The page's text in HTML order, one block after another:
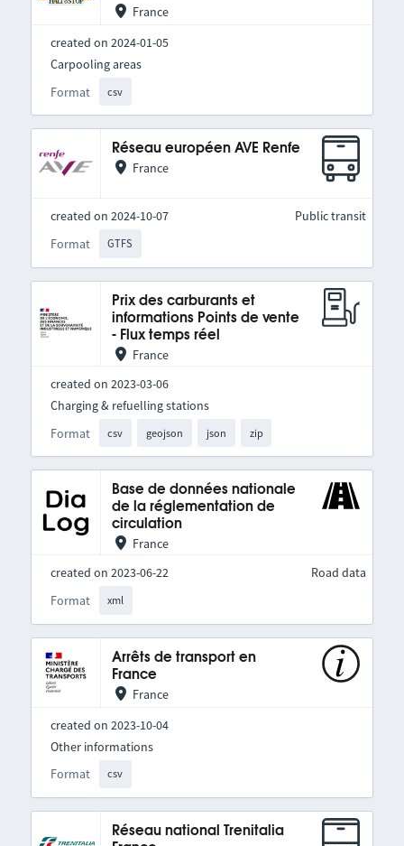
France
created on 2024-01-05
Format csv
Carpooling areas
Réseau européen AVE Renfe
France
created on 2024-10-07
Format
GTFS
Public transit
Prix des carburants et
informations Points de vente
- Flux temps réel
France
created on 2023-03-06
Format csv geojson json zip
Charging & refuelling stations
Base de données nationale
de la réglementation de
circulation
France
created on 2023-06-22
Format
xml
Road data
Arrêts de transport en
France
France
created on 2023-10-04
Format csv
Other informations
Réseau national Trenitalia